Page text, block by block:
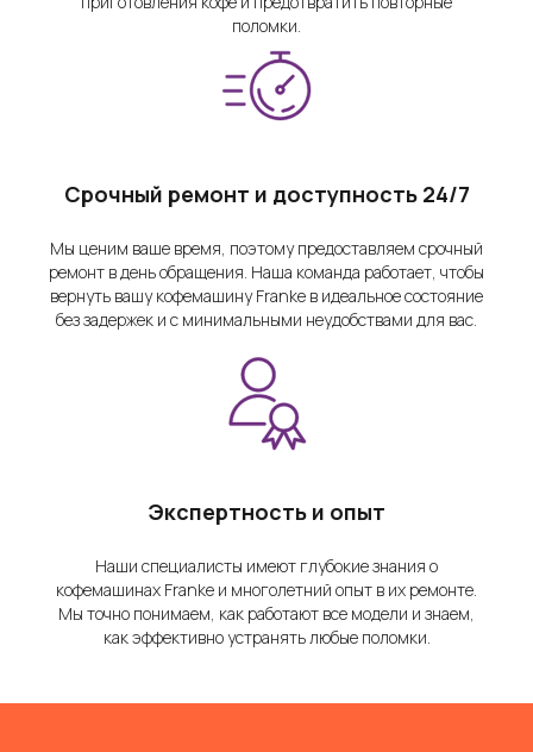
поломки.
Срочный ремонт и доступность 24/7
Мы ценим ваше время, поэтому предоставляем срочный
ремонт в день обращения. Наша команда работает, чтобы
вернуть вашу кофемашину Franke в идеальное состояние
без задержек и с минимальными неудобствами для вас.
Экспертность и опыт
Наши специалисты имеют глубокие знания о
кофемашинах Franke и многолетний опыт в их ремонте.
Мы точно понимаем, как работают все модели и знаем,
как эффективно устранять любые поломки.